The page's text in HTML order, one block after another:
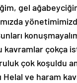
gel
kavramlar çokça
çok koşuldu
Helal ve haram